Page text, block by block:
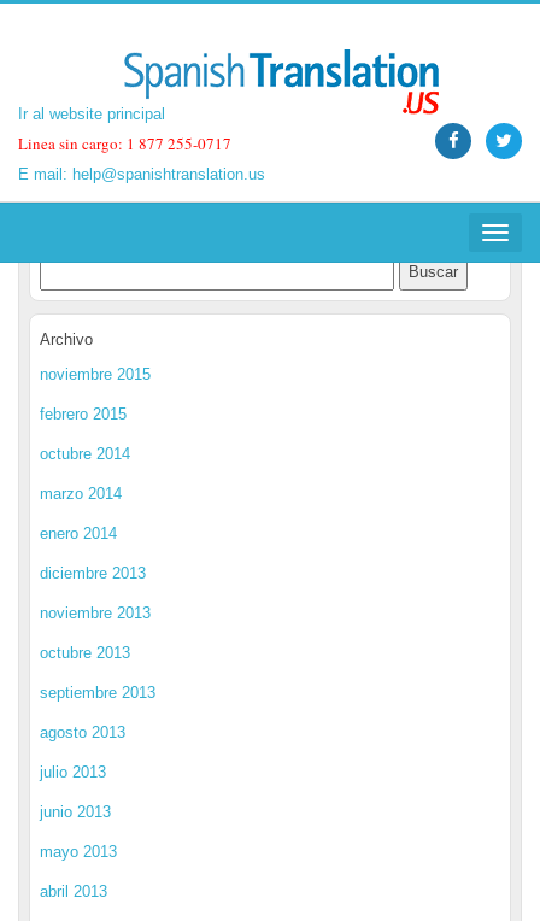
Ir al website principal
Linea sin cargo: 1 877 255-0717
E mail: help@spanishtranslation.us
Toggle
Ir al website principal
Linea sin cargo: 1 877 255-0717
E mail: help@spanishtranslation.us
Toggle
Spanish Translation Blog
Archivo
noviembre 2015
febrero 2015
octubre 2014
marzo 2014
enero 2014
diciembre 2013
noviembre 2013
octubre 2013
septiembre 2013
agosto 2013
julio 2013
junio 2013
mayo 2013
abril 2013